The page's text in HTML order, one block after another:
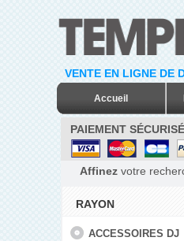
VENTE EN LIGNE DE
Accueil
PAIEMENT SÉCURISÉ
Affinez votre
RAYON
ACCESSOIRES DJ